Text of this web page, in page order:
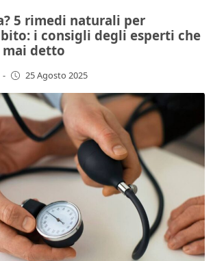
5 rimedi naturali per
i consigli degli esperti che
mai detto
- 25 Agosto 2025